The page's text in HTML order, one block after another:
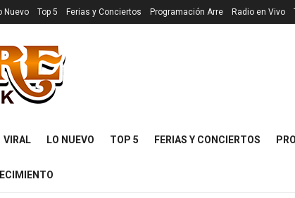
Nuevo Top 5 Ferias y Conciertos Programación Arre Radio en Vivo
VIRAL LO NUEVO TOP 5 FERIAS Y CONCIERTOS